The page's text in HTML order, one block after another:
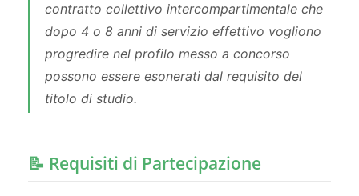
contratto collettivo intercompartimentale che
dopo 4 o 8 anni di servizio effettivo vogliono
progredire nel profilo messo a concorso
possono essere esonerati dal requisito del
titolo di studio.
📝 Requisiti di Partecipazione